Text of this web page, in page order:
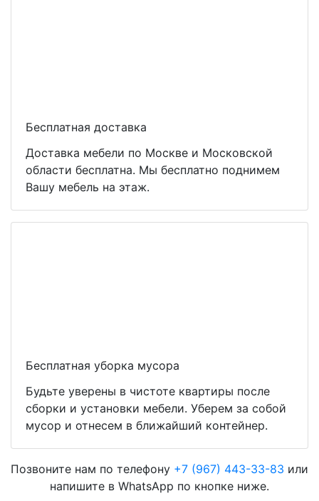
Бесплатная доставка
Доставка мебели по Москве и Московской
области бесплатна. Мы бесплатно поднимем
Вашу мебель на этаж.
Бесплатная уборка мусора
Будьте уверены в чистоте квартиры после
сборки и установки мебели. Уберем за собой
мусор и отнесем в ближайший контейнер.
Позвоните нам по телефону +7 (967) 443-33-83 или
напишите в WhatsApp по кнопке ниже.